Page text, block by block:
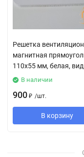
Решетка
магнитная
110х55 мм, белая, вид
В наличии
900 ₽ /шт.
В корзину